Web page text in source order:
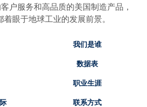
户服务和高品质的美国制造产品，
着眼于地球工业的发展前景。
我们是谁
数据表
职业生涯
联系方式